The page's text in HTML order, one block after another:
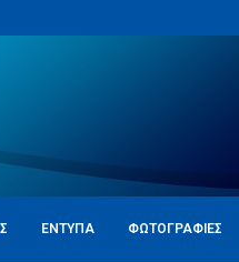
ΈΝΤΥΠΑ ΦΩΤΟΓΡΑΦΊΕΣ